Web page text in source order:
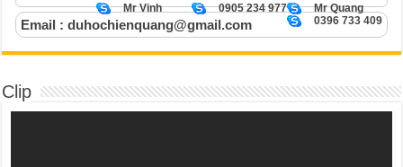
Mr Quang
0905 234 977
Mr Vinh
0396 733 409
Email : duhochienquang@gmail.com
Clip